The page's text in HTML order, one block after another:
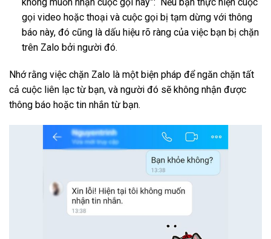
gọi video hoặc thoại và cuộc gọi bị tạm dừng với thông
báo này, đó cũng là dấu hiệu rõ ràng của việc bạn bị chặn
trên Zalo bởi người đó.
Nhớ rằng việc chặn Zalo là một biện pháp để ngăn chặn tất
cả cuộc liên lạc từ bạn, và người đó sẽ không nhận được
thông báo hoặc tin nhắn từ bạn.